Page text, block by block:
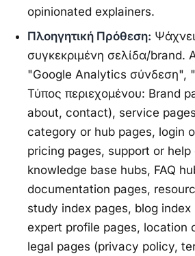
opinionated explainers.
Πλοηγητική Πρόθεση:
συγκεκριμένη σελίδα/brand.
"Google Analytics σύνδεση",
Τύπος περιεχομένου: Brand
about, contact), service
category or hub pages, login
pricing pages, support or
knowledge base hubs, FAQ
documentation pages,
study index pages, blog
expert profile pages, location
legal pages (privacy policy,
Answers based on this
Γεια χαρά! Είμαι ο AI
Γιώργου - πώς θα
βοηθήσω σήμερα;